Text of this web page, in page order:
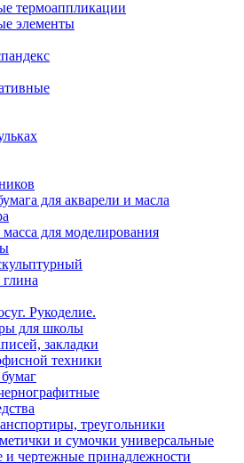
термоаппликации
элементы
для акварели и масла
для моделирования
Рукоделие.
для школы
закладки
техники
треугольники
и сумочки универсальные
чертежные принадлежности